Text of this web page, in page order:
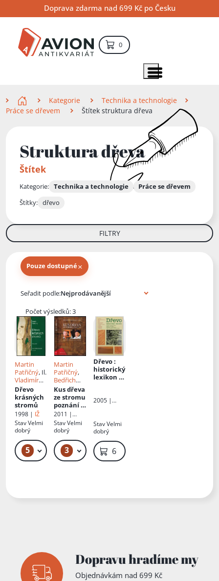
na
obsah
na
navigaci
na
vyhledávání
Doprava zdarma nad 699 Kč po Česku
0položek – košík
Zobrazit položky menu
Kategorie
Technika a technologie
Práce se dřevem
Štítek struktura dřeva
Struktura dřeva
Štítek
Kategorie: Technika a technologie
Práce se dřevem
Štítky: dřevo
FILTRY
Pouze dostupné×
Seřadit podle:
Počet výsledků: 3
Martin
Patřičný, Il.
Vladimír
Svoboda
Dřevo
krásných
stromů
1998 | IŽ
StavVelmi
dobrý
5 189 Kč – 259 Kč
Martin
Patřičný,
Bedřich
Ludvík, Il.
Martin
Patřičný,
Bedřich
Ludvík
Kus dřeva
ze stromu
poznání:
dva muži
a jeden
televizní
seriál, 43
dřevin a
kus života
2011 |
Česká
televize
StavVelmi
dobrý
3 419 Kč – 499 Kč
Dřevo:
historický
lexikon :
dneška
2005 |
StavVelmi
dobrý
699 Kč
Dopravu hradíme my
Objednávkám nad 699 Kč